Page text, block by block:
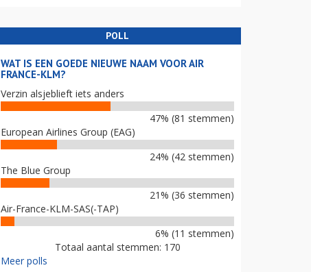
POLL
WAT IS EEN GOEDE NIEUWE NAAM VOOR AIR
FRANCE-KLM?
Verzin alsjeblieft iets anders
47% (81 stemmen)
European Airlines Group (EAG)
24% (42 stemmen)
The Blue Group
21% (36 stemmen)
Air-France-KLM-SAS(-TAP)
6% (11 stemmen)
Totaal aantal stemmen: 170
Meer polls